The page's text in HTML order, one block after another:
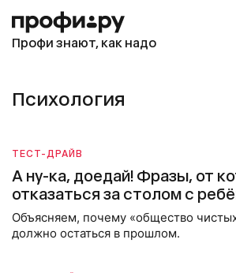
Профи знают, как надо
Психология
ТЕСТ-ДРАЙВ
А ну-ка, доедай! Фразы, от
отказаться за столом с
Объясняем, почему «общество
должно остаться в прошлом.